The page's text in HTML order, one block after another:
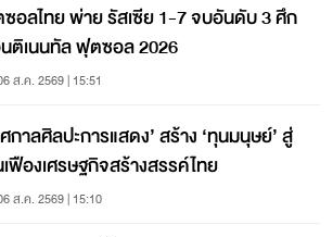
อลไทย พ่าย รัสเซีย 1-7 จบอันดับ 3 ศึก
ติเนนทัล ฟุตซอล 2026
ส.ค. 2569 | 15:51
ศกาลศิลปะการแสดง’ สร้าง ‘ทุนมนุษย์’ สู่
ฟืองเศรษฐกิจสร้างสรรค์ไทย
ส.ค. 2569 | 15:10